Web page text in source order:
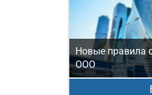
Новые правила
ООО